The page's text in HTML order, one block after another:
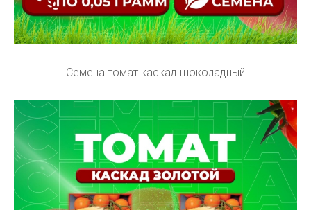
Семена томат каскад шоколадный